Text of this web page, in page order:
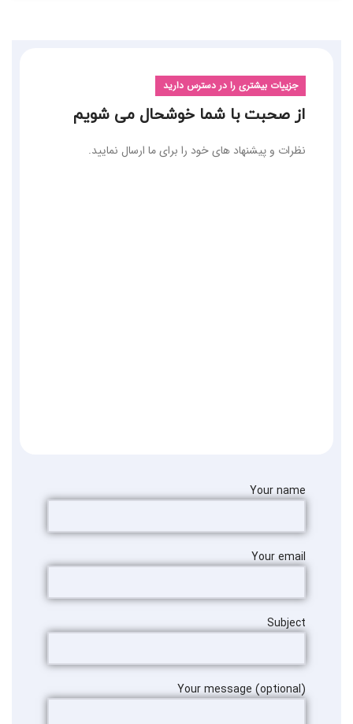
جزییات بیشتری را در دسترس دارید
از صحبت با شما خوشحال می شویم
نظرات و پیشنهاد های خود را برای ما ارسال نمایید.
Your name
Your email
Subject
Your message (optional)